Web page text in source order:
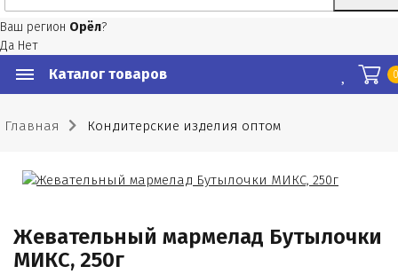
Ваш регион Орёл?
Да Нет
Каталог товаров
Главная Кондитерские изделия оптом
Жевательный мармелад Бутылочки
МИКС, 250г